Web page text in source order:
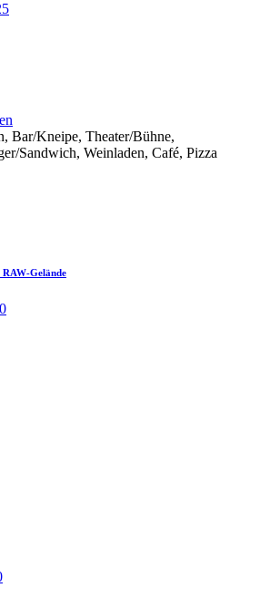
Bar/Kneipe, Theater/Bühne,
Sandwich, Weinladen, Café, Pizza
Gelände